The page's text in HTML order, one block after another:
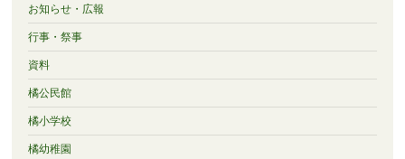
お知らせ・広報
行事・祭事
資料
橘公民館
橘小学校
橘幼稚園